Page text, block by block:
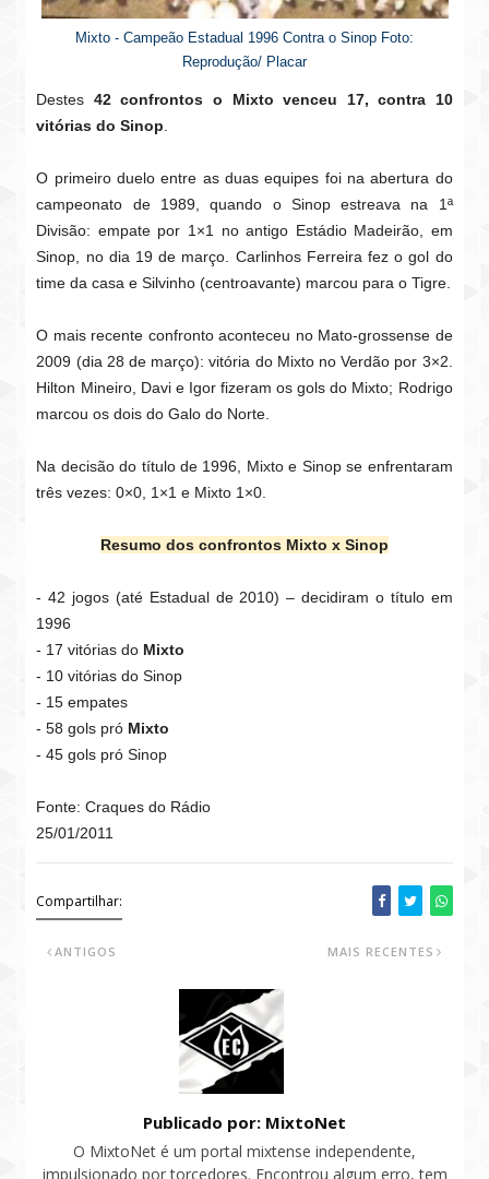
Mixto - Campeão Estadual 1996 Contra o Sinop Foto:
Reprodução/ Placar
Destes 42 confrontos o Mixto venceu 17, contra 10
vitórias do Sinop
O primeiro duelo entre as duas equipes foi na abertura do
campeonato de 1989, quando o Sinop estreava na 1ª
Divisão: empate por 1×1 no antigo Estádio Madeirão, em
Sinop, no dia 19 de março. Carlinhos Ferreira fez o gol do
time da casa e Silvinho (centroavante) marcou para o Tigre.
O mais recente confronto aconteceu no Mato-grossense de
2009 (dia 28 de março): vitória do Mixto no Verdão por 3×2.
Hilton Mineiro, Davi e Igor fizeram os gols do Mixto; Rodrigo
marcou os dois do Galo do Norte.
Na decisão do título de 1996, Mixto e Sinop se enfrentaram
três vezes: 0×0, 1×1 e Mixto 1×0.
Resumo dos confrontos Mixto x Sinop
- 42 jogos (até Estadual de 2010) – decidiram o título em
1996
- 17 vitórias do Mixto
- 10 vitórias do Sinop
- 15 empates
- 58 gols pró Mixto
- 45 gols pró Sinop
Fonte: Craques do Rádio
25/01/2011
Compartilhar:
MAIS RECENTES
ANTIGOS
Publicado por: MixtoNet
O MixtoNet é um portal mixtense independente,
impulsionado por torcedores. Encontrou algum erro, tem